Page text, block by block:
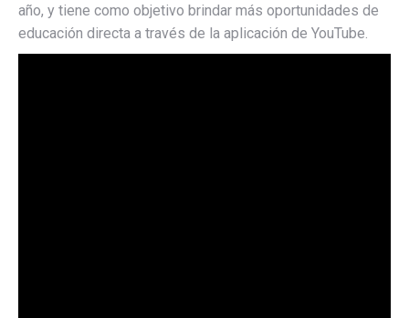
año, y tiene como objetivo brindar más oportunidades de
educación directa a través de la aplicación de YouTube.